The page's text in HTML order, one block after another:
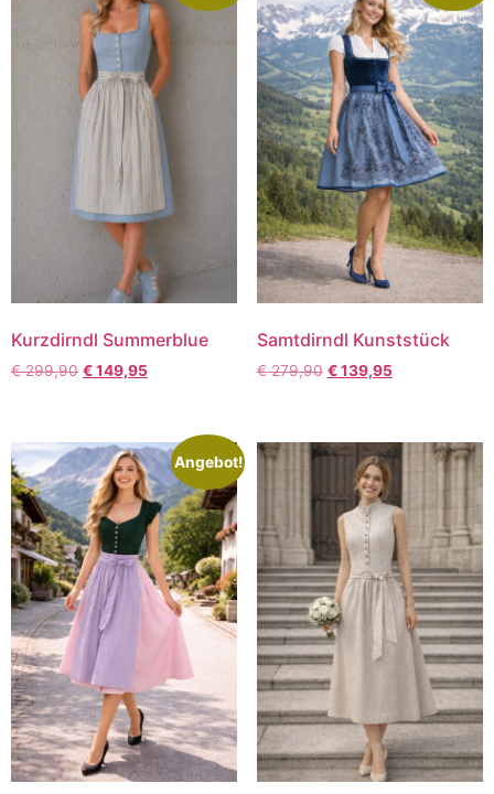
Kurzdirndl Summerblue
€299,90 €149,95
Samtdirndl Kunststück
€279,90 €139,95
Angebot!